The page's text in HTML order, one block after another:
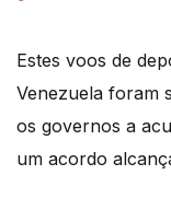
Estes voos de
Venezuela foram
os governos a
um acordo